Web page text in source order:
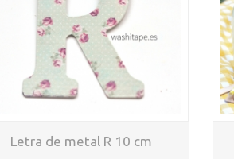
Letra de metal R 10 cm